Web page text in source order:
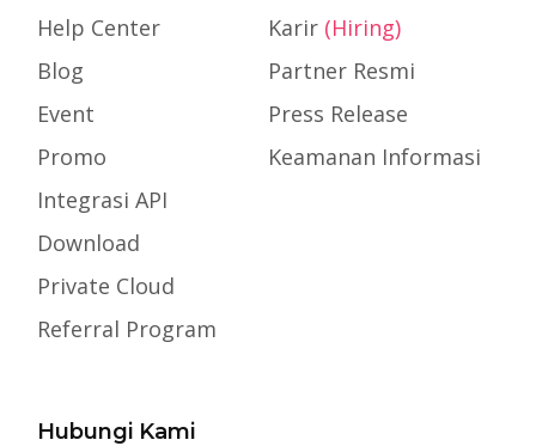
Help Center
Blog
Event
Promo
Integrasi API
Download
Private Cloud
Referral Program
Karir (Hiring)
Partner Resmi
Press Release
Keamanan Informasi
Hubungi Kami